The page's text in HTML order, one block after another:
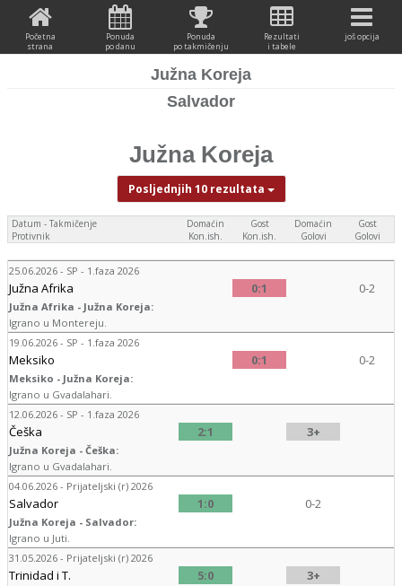
Početna
strana
Ponuda
po danu
Ponuda
po takmičenju
Rezultati
i tabele
još opcija
Južna Koreja
Salvador
Južna Koreja
Posljednjih 10 rezultata
Datum - Takmičenje
Domaćin
Kon.ish.
Gost
Kon.ish.
Domaćin
Golovi
Gost
Golovi
Protivnik
25.06.2026 - SP - 1.faza 2026
Južna Afrika 0:1 0-2
Južna Afrika - Južna Koreja:
Igrano u Montereju.
19.06.2026 - SP - 1.faza 2026
Meksiko 0:1 0-2
Meksiko - Južna Koreja:
Igrano u Gvadalahari.
12.06.2026 - SP - 1.faza 2026
Češka 2:1 3+
Južna Koreja - Češka:
Igrano u Gvadalahari.
04.06.2026 - Prijateljski (r) 2026
Salvador 1:0 0-2
Južna Koreja - Salvador:
Igrano u Juti.
31.05.2026 - Prijateljski (r) 2026
Trinidad i T. 5:0 3+